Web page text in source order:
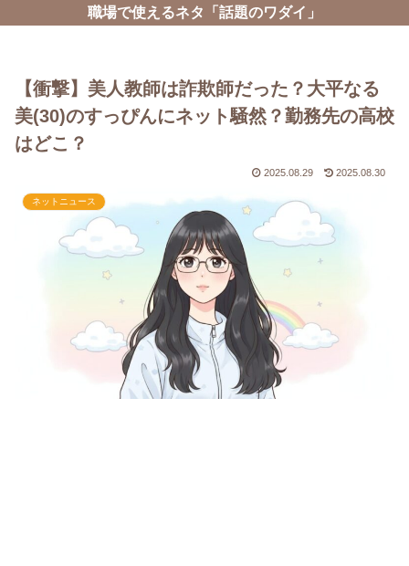
職場で使えるネタ「話題のワダイ」
【衝撃】美人教師は詐欺師だった？大平なる
美(30)のすっぴんにネット騒然？勤務先の高校
はどこ？
2025.08.29 2025.08.30
ネットニュース